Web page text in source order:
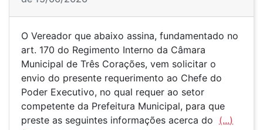
O Vereador que abaixo assina, fundamentado no
art. 170 do Regimento Interno da Câmara
Municipal de Três Corações, vem solicitar o
envio do presente requerimento ao Chefe do
Poder Executivo, no qual requer ao setor
competente da Prefeitura Municipal, para que
preste as seguintes informações acerca do (...)